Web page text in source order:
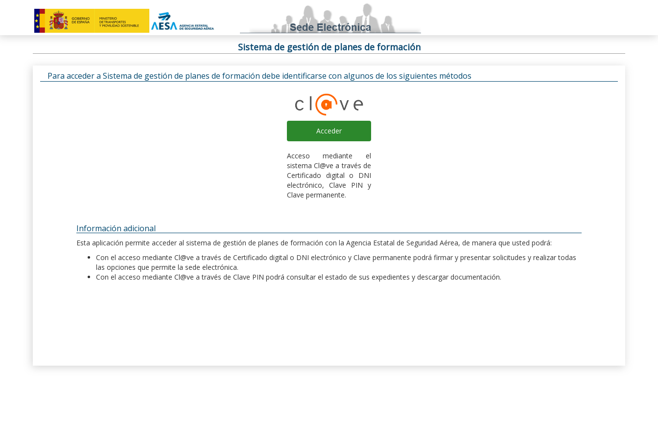
Sistema de gestión de planes de formación
Para acceder a Sistema de gestión de planes de formación debe identificarse con algunos de los siguientes métodos
Acceder
Acceso mediante el
sistema Cl@ve a través de
Certificado digital o DNI
electrónico, Clave PIN y
Clave permanente.
Información adicional
Esta aplicación permite acceder al sistema de gestión de planes de formación con la Agencia Estatal de Seguridad Aérea, de manera que usted podrá:
Con el acceso mediante Cl@ve a través de Certificado digital o DNI electrónico y Clave permanente podrá firmar y presentar solicitudes y realizar todas
las opciones que permite la sede electrónica.
Con el acceso mediante Cl@ve a través de Clave PIN podrá consultar el estado de sus expedientes y descargar documentación.